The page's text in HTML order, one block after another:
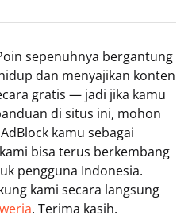
sepenuhnya bergantung
dan menyajikan konten
gratis — jadi jika kamu
di situs ini, mohon
kamu sebagai
bisa terus berkembang
pengguna Indonesia.
kami secara langsung
. Terima kasih.